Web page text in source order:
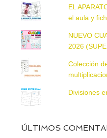
EL
el aula y
NUEVO
2026
Colección
Divisiones
ÚLTIMOS